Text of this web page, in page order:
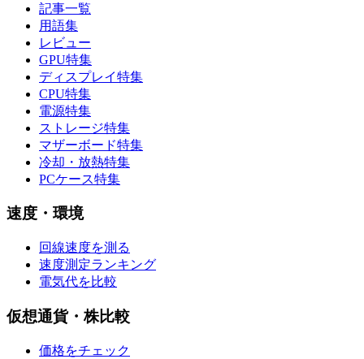
記事一覧
用語集
レビュー
GPU特集
ディスプレイ特集
CPU特集
電源特集
ストレージ特集
マザーボード特集
冷却・放熱特集
PCケース特集
速度・環境
回線速度を測る
速度測定ランキング
電気代を比較
仮想通貨・株比較
価格をチェック